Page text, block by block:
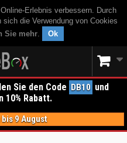
Erlebnis verbessern. Durch
die Verwendung von Cookies
Sie mehr. Ok
Sie den Code DB10 und
10% Rabatt.
9 August